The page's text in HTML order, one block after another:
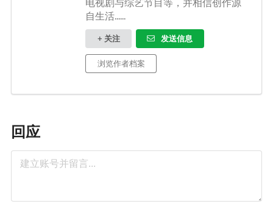
自生活......
+ 关注 发送信息
浏览作者档案
回应